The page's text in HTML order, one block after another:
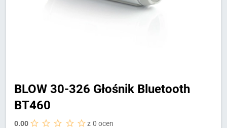
BLOW 30-326 Głośnik Bluetooth
BT460
0.00
z 0 ocen